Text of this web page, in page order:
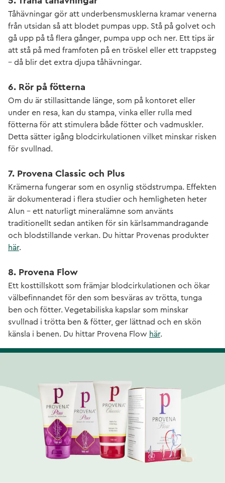
Tåhävningar gör att underbensmusklerna kramar venerna
från utsidan så att blodet pumpas upp. Stå på golvet och
gå upp på tå flera gånger, pumpa upp och ner. Ett tips är
att stå på med framfoten på en tröskel eller ett trappsteg
– då blir det extra djupa tåhävningar.
6. Rör på fötterna
Om du är stillasittande länge, som på kontoret eller
under en resa, kan du stampa, vinka eller rulla med
fötterna för att stimulera både fötter och vadmuskler.
Detta sätter igång blodcirkulationen vilket minskar risken
för svullnad.
7. Provena Classic och Plus
Krämerna fungerar som en osynlig stödstrumpa. Effekten
är dokumenterad i flera studier och hemligheten heter
Alun – ett naturligt mineralämne som använts
traditionellt sedan antiken för sin kärlsammandragande
och blodstillande verkan. Du hittar Provenas produkter
här.
8. Provena Flow
Ett kosttillskott som främjar blodcirkulationen och ökar
välbefinnandet för den som besväras av trötta, tunga
ben och fötter. Vegetabiliska kapslar som minskar
svullnad i trötta ben & fötter, ger lättnad och en skön
känsla i benen. Du hittar Provena Flow här.